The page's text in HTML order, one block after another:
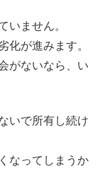
いません。
化が進みます。
がないなら、い
いで所有し続け
なってしまうか